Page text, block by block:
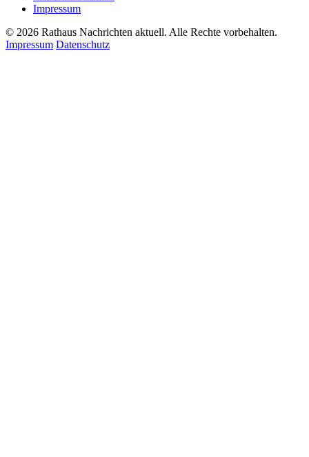
Impressum
© 2026 Rathaus Nachrichten aktuell. Alle Rechte vorbehalten.
Impressum Datenschutz